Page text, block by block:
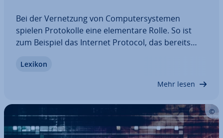
Bei der Ver­net­zung von Com­pu­ter­sys­te­men
spielen Pro­to­kol­le eine ele­men­ta­re Rolle. So ist
zum Beispiel das Internet Protocol, das bereits
eine un­ver­zicht­ba­re Grundlage für den rei­bungs­lo­
Lexikon
Mehr lesen